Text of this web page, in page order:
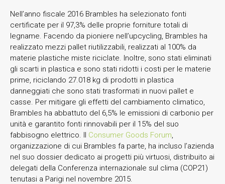
Nell’anno fiscale 2016 Brambles ha selezionato fonti
certificate per il 97,3% delle proprie forniture totali di
legname. Facendo da pioniere nell’upcycling, Brambles ha
realizzato mezzi pallet riutilizzabili, realizzati al 100% da
materie plastiche miste riciclate. Inoltre, sono stati eliminati
gli scarti in plastica e sono stati ridotti i costi per le materie
prime, riciclando 27.018 kg di prodotti in plastica
danneggiati che sono stati trasformati in nuovi pallet e
casse. Per mitigare gli effetti del cambiamento climatico,
Brambles ha abbattuto del 6,5% le emissioni di carbonio per
unità e garantito fonti rinnovabili per il 15% del suo
fabbisogno elettrico. Il Consumer Goods Forum,
organizzazione di cui Brambles fa parte, ha incluso l’azienda
nel suo dossier dedicato ai progetti più virtuosi, distribuito ai
delegati della Conferenza internazionale sul clima (COP21)
tenutasi a Parigi nel novembre 2015.